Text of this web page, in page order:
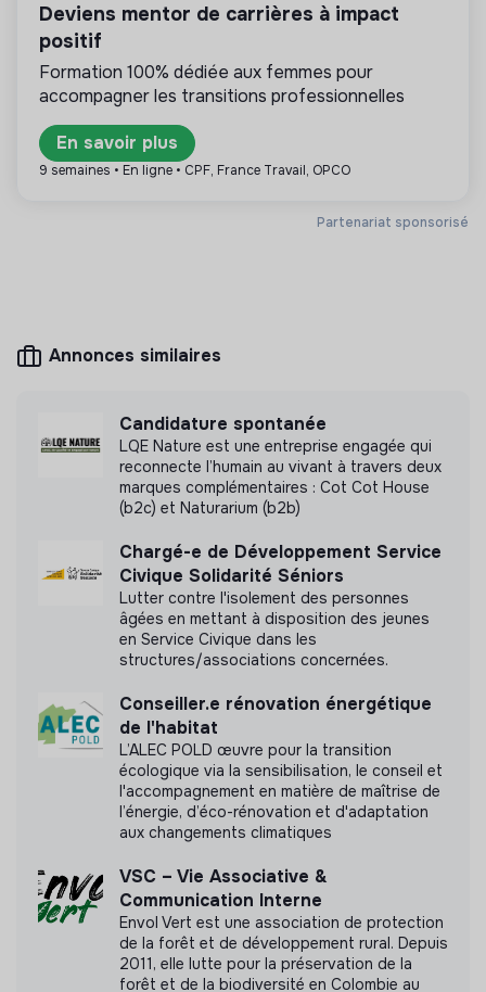
La mission de cette structure est d’aider les
entreprises ou les citoyens à améliorer leur
impact environnemental et social. Par exemple le
conseil en RSE, la formation, la sensibilisation aux
enjeux de la transition, les médias,…
Madison Communication n'a pas encore transmis
de mesure d'impact
Labels et certifications
Cette structure n'a pas souhaité nous
communiquer les labels ou certifications qu'elle a
Documents
N'a pas encore communiqué de documents de
transparence
Partenariat sponsorisé
Deviens mentor de carrières à impact
positif
Formation 100% dédiée aux femmes pour
accompagner les transitions professionnelles
En savoir plus
9 semaines • En ligne • CPF, France Travail, OPCO
Annonces similaires
Candidature spontanée
LQE Nature est une entreprise engagée qui
reconnecte l’humain au vivant à travers deux
marques complémentaires : Cot Cot House
(b2c) et Naturarium (b2b)
Chargé-e de Développement Service
Civique Solidarité Séniors
Lutter contre l'isolement des personnes
âgées en mettant à disposition des jeunes
en Service Civique dans les
structures/associations concernées.
Conseiller.e rénovation énergétique
de l'habitat
L’ALEC POLD œuvre pour la transition
écologique via la sensibilisation, le conseil et
l'accompagnement en matière de maîtrise de
l’énergie, d’éco-rénovation et d'adaptation
aux changements climatiques
VSC – Vie Associative &
Communication Interne
Envol Vert est une association de protection
de la forêt et de développement rural. Depuis
2011, elle lutte pour la préservation de la
forêt et de la biodiversité en Colombie au